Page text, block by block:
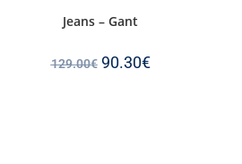
Jeans – Gant
129.00€ 90.30€